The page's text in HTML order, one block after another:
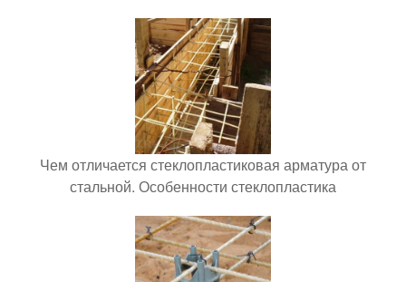
Чем отличается стеклопластиковая арматура от
стальной. Особенности стеклопластика